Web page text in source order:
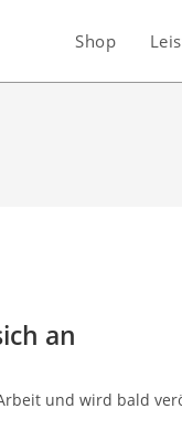
Shop
an
und wird bald